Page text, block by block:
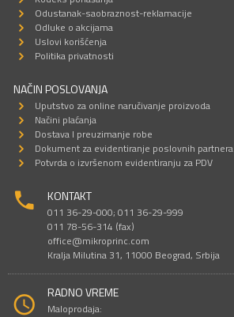
Odustanak-saobraznost-reklamacije
Odluke o akcijama
Uslovi korišćenja
Politika privatnosti
NAČIN POSLOVANJA
Uputstvo za online naručivanje proizvoda
Načini plaćanja
Dostava I preuzimanje robe
Dokument za evidentiranje poslovnih partnera
Potvrda o izvršenom evidentiranju za PDV
KONTAKT
011 36-29-000; 011 36-29-999
011 78-56-314 (fax)
office@mikroprinc.com
Kralja Milutina 31, 11000 Beograd, Srbija
RADNO VREME
Maloprodaja: